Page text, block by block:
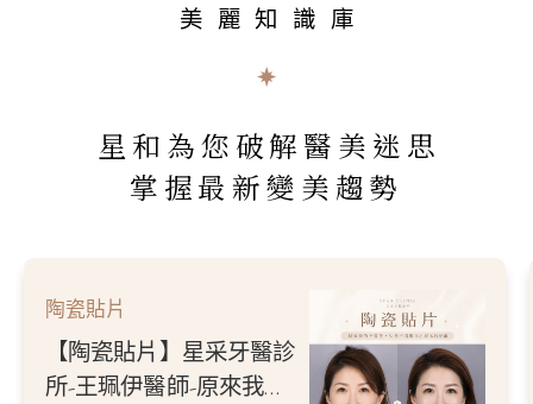
美麗知識庫
星和為您破解醫美迷思
掌握最新變美趨勢
陶瓷貼片
【陶瓷貼片】星采牙醫診
所-王珮伊醫師-從門牙縫